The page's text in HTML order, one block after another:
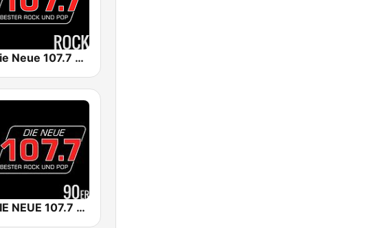
Die Neue 107.7 Rock
DIE NEUE 107.7 - 90er